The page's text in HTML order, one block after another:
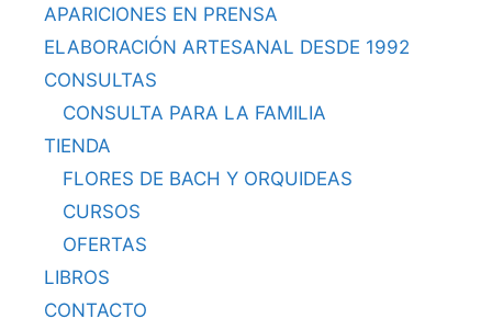
APARICIONES EN PRENSA
ELABORACIÓN ARTESANAL DESDE 1992
CONSULTAS
CONSULTA PARA LA FAMILIA
TIENDA
FLORES DE BACH Y ORQUIDEAS
CURSOS
OFERTAS
LIBROS
CONTACTO